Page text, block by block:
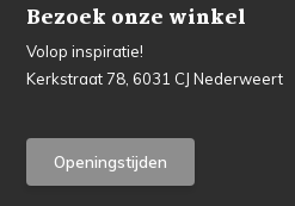
Bezoek onze winkel
Volop inspiratie!
Kerkstraat 78, 6031 CJ Nederweert
Openingstijden